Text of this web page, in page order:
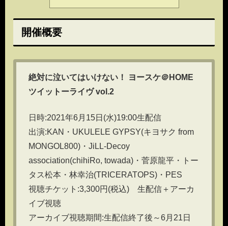
開催概要
絶対に泣いてはいけない！ ヨースケ＠HOME
ツイットーライヴ vol.2
日時:2021年6月15日(水)19:00生配信
出演:KAN・UKULELE GYPSY(キヨサク from
MONGOL800)・JiLL-Decoy
association(chihiRo, towada)・菅原龍平・トー
タス松本・林幸治(TRICERATOPS)・PES
視聴チケット:3,300円(税込) 生配信＋アーカ
イブ視聴
アーカイブ視聴期間:生配信終了後～6月21日